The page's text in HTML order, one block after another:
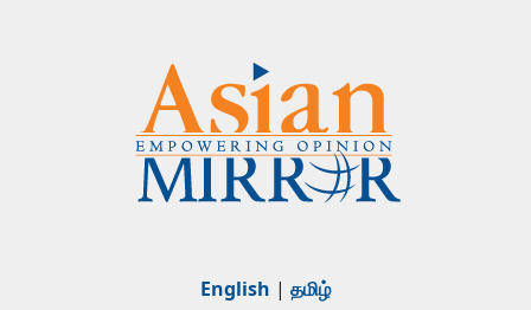
English | தமிழ்